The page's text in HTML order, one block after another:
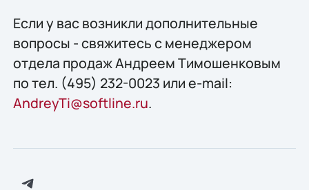
Если у вас возникли дополнительные
вопросы - свяжитесь с менеджером
отдела продаж Андреем Тимошенковым
по тел. (495) 232-0023 или e-mail:
AndreyTi@softline.ru.